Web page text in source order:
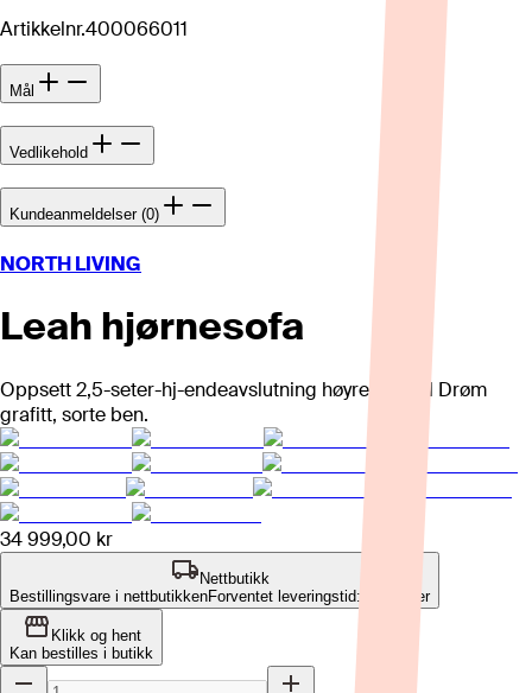
Artikkelnr.400066011
Mål
Vedlikehold
Kundeanmeldelser (0)
NORTH LIVING
Leah hjørnesofa
Oppsett 2,5-seter-hj-endeavslutning høyre. Tekstil Drøm
grafitt, sorte ben.
34 999,00 kr
Nettbutikk
Bestillingsvare i nettbutikkenForventet leveringstid: 8-12 uker
Klikk og hent
Kan bestilles i butikk